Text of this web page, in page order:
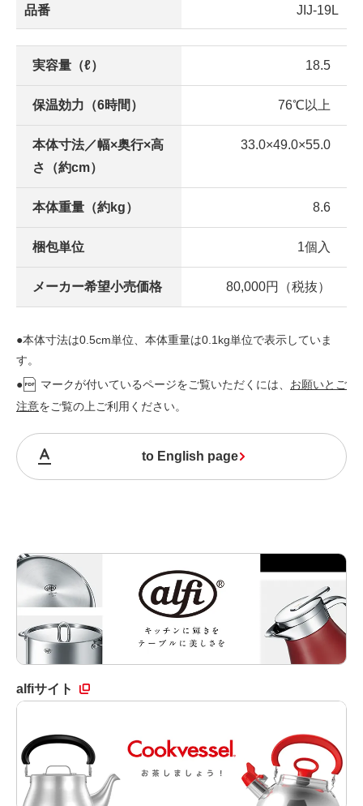
品番 JIJ-19L
実容量（ℓ） 18.5
保温効力（6時間） 76℃以上
本体寸法／幅×奥行×高
さ（約cm）
33.0×49.0×55.0
本体重量（約kg） 8.6
梱包単位 1個入
メーカー希望小売価格 80,000円（税抜）
●本体寸法は0.5cm単位、本体重量は0.1kg単位で表示していま
す。
●
マークが付いているページをご覧いただくには、 お願いとご
注意をご覧の上ご利用ください。
to English page
alfiサイト